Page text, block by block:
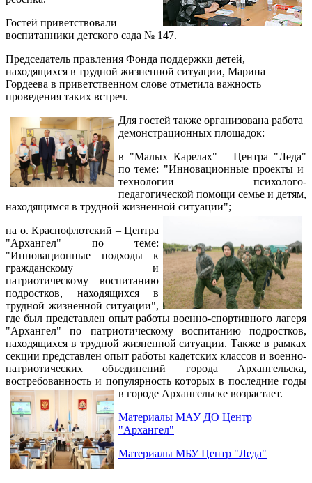
Гостей приветствовали
воспитанники детского сада № 147.
Председатель правления Фонда поддержки детей,
находящихся в трудной жизненной ситуации, Марина
Гордеева в приветственном слове отметила важность
проведения таких встреч.
Для гостей также организована работа
демонстрационных площадок:
в "Малых Карелах" – Центра "Леда"
по теме: "Инновационные проекты и
технологии психолого-
педагогической помощи семье и детям,
находящимся в трудной жизненной ситуации";
на о. Краснофлотский – Центра
"Архангел" по теме:
"Инновационные подходы к
гражданскому и
патриотическому воспитанию
подростков, находящихся в
трудной жизненной ситуации",
где был представлен опыт работы военно-спортивного лагеря
"Архангел" по патриотическому воспитанию подростков,
находящихся в трудной жизненной ситуации. Также в рамках
секции представлен опыт работы кадетских классов и военно-
патриотических объединений города Архангельска,
востребованность и популярность которых в последние годы
в городе Архангельске возрастает.
Материалы МАУ ДО Центр
"Архангел"
Материалы МБУ Центр "Леда"